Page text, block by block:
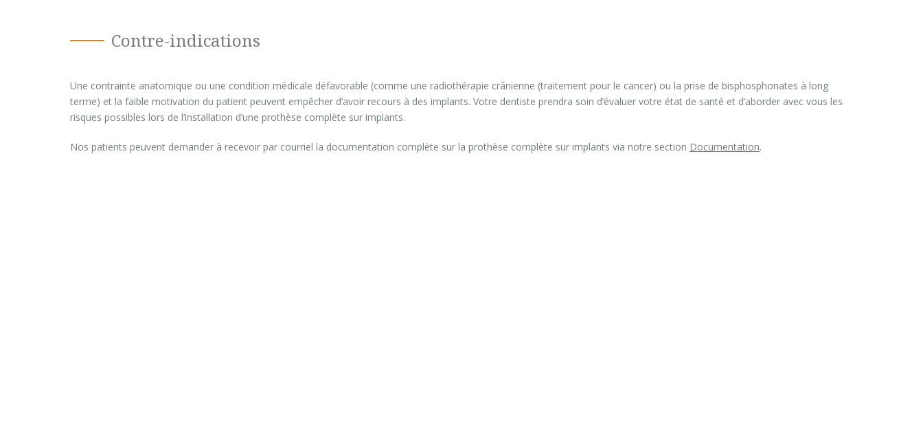
Contre-indications
Une contrainte anatomique ou une condition médicale défavorable (comme une radiothérapie crânienne (traitement pour le cancer) ou la prise de bisphosphonates à long
terme) et la faible motivation du patient peuvent empêcher d’avoir recours à des implants. Votre dentiste prendra soin d’évaluer votre état de santé et d’aborder avec vous les
risques possibles lors de l’installation d’une prothèse complète sur implants.
Nos patients peuvent demander à recevoir par courriel la documentation complète sur la prothèse complète sur implants via notre section Documentation.